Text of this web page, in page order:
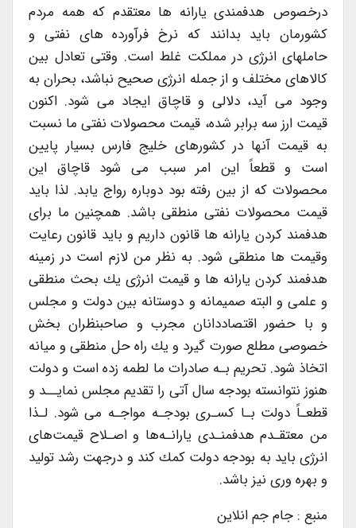
درخصوص هدفمندی یارانه ها معتقدم كه همه مردم
كشورمان باید بدانند كه نرخ فرآورده های نفتی و
حاملهای انرژی در مملكت غلط است. وقتی تعادل بین
كالاهای مختلف و از جمله انرژی صحیح نباشد، بحران به
وجود می آید، دلالی و قاچاق ایجاد می شود. اكنون
قیمت ارز سه برابر شده، قیمت محصولات نفتی ما نسبت
به قیمت آنها در كشورهای خلیج فارس بسیار پایین
است و قطعاً این امر سبب می شود قاچاق این
محصولات كه از بین رفته بود دوباره رواج یابد. لذا باید
قیمت محصولات نفتی منطقی باشد. همچنین ما برای
هدفمند كردن یارانه ها قانون داریم و باید قانون رعایت
وقیمت ها منطقی شود. به نظر من لازم است در زمینه
هدفمند كردن یارانه ها و قیمت انرژی یك بحث منطقی
و علمی و البته صمیمانه و دوستانه بین دولت و مجلس
و با حضور اقتصاددانان مجرب و صاحبنظران بخش
خصوصی مطلع صورت گیرد و یك راه حل منطقی و میانه
اتخاذ شود. تحریم بـه صادرات ما لطمه زده است و دولت
هنوز نتوانسته بودجه سال آتی را تقدیم مجلس نمایــد و
قطعـاً دولت بـا كسـری بودجـه مواجـه می شود. لـذا
من معتقـدم هدفمنـدی یارانـه‌ها و اصـلاح قیمت‌های
انرژی باید به بودجه دولت كمك كند و درجهت رشد تولید
و بهره وری نیز باشد.
منبع : جام جم انلاین